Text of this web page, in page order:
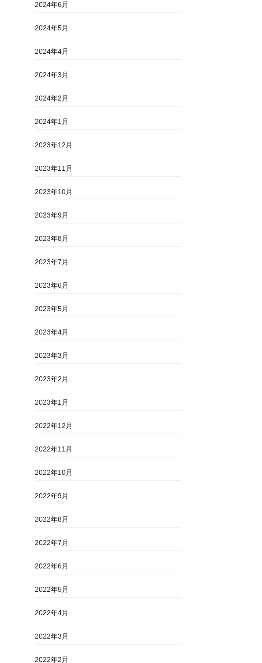
2024年6月
2024年5月
2024年4月
2024年3月
2024年2月
2024年1月
2023年12月
2023年11月
2023年10月
2023年9月
2023年8月
2023年7月
2023年6月
2023年5月
2023年4月
2023年3月
2023年2月
2023年1月
2022年12月
2022年11月
2022年10月
2022年9月
2022年8月
2022年7月
2022年6月
2022年5月
2022年4月
2022年3月
2022年2月